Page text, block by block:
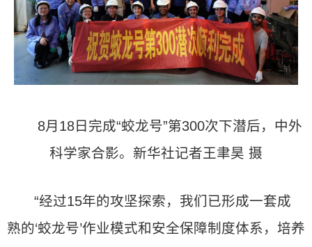
8月18日完成“蛟龙号”第300次下潜后，中外
科学家合影。新华社记者王聿昊 摄
“经过15年的攻坚探索，我们已形成一套成
熟的‘蛟龙号’作业模式和安全保障制度体系，培养